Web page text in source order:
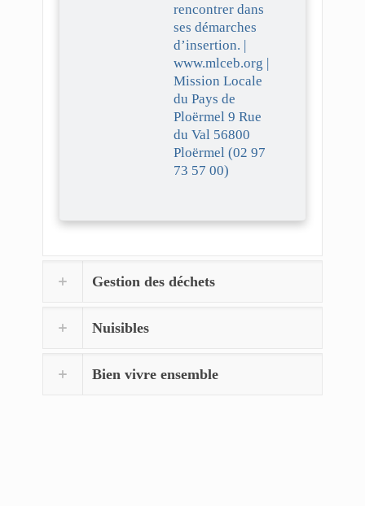
rencontrer dans
ses démarches
d’insertion. |
www.mlceb.org |
Mission Locale
du Pays de
Ploërmel 9 Rue
du Val 56800
Ploërmel (02 97
73 57 00)
Gestion des déchets
Nuisibles
Bien vivre ensemble